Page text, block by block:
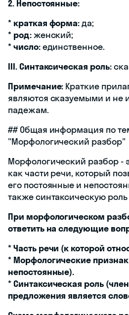
2. Непостоянные:
* краткая форма:да;
* род:женский;
*число:единственное.
III. Синтаксическая роль:
Примечание: Краткие
являются сказуемыми и не
падежам.
## Общая информация по
"Морфологический разбор"
Морфологический разбор -
как части речи, который
его постоянные и
также синтаксическую
При морфологическом
ответить на следующие
*Часть речи (к которой
* Морфологические
непостоянные).
*Синтаксическая роль
предложения является